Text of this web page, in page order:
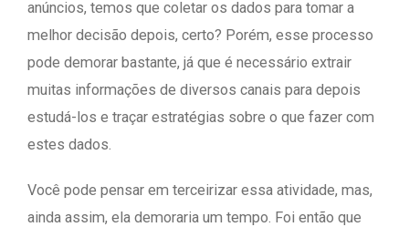
anúncios, temos que coletar os dados para tomar a
melhor decisão depois, certo? Porém, esse processo
pode demorar bastante, já que é necessário extrair
muitas informações de diversos canais para depois
estudá-los e traçar estratégias sobre o que fazer com
estes dados.
Você pode pensar em terceirizar essa atividade, mas,
ainda assim, ela demoraria um tempo. Foi então que